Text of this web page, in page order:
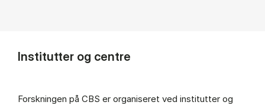
Institutter og centre
Forskningen på CBS er organiseret ved institutter og